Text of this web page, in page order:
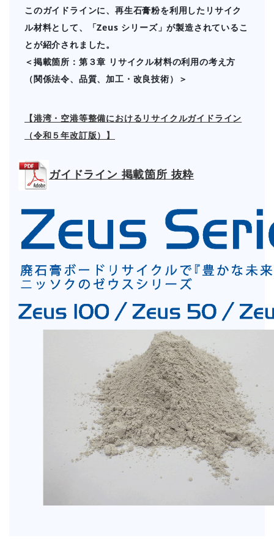
このガイドラインに、再生石膏粉を利用したリサイク
ル材料として、「Zeus シリーズ」が製造されているこ
とが紹介されました。
＜掲載箇所：第３章 リサイクル材料の利用の考え方
（関係法令、品質、加工・改良技術）＞
【港湾・空港等整備におけるリサイクルガイドライン
（令和５年改訂版）】
ガイドライン 掲載箇所 抜粋